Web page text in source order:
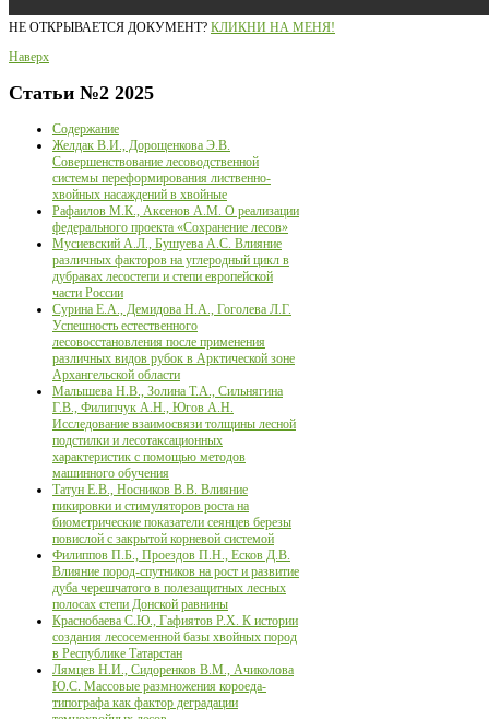
НЕ ОТКРЫВАЕТСЯ ДОКУМЕНТ? КЛИКНИ НА МЕНЯ!
Наверх
Статьи №2 2025
Содержание
Желдак В.И., Дорощенкова Э.В.
Совершенствование лесоводственной
системы переформирования лиственно-
хвойных насаждений в хвойные
Рафаилов М.К., Аксенов А.М. О реализации
федерального проекта «Сохранение лесов»
Мусиевский А.Л., Бушуева А.С. Влияние
различных факторов на углеродный цикл в
дубравах лесостепи и степи европейской
части России
Сурина Е.А., Демидова Н.А., Гоголева Л.Г.
Успешность естественного
лесовосстановления после применения
различных видов рубок в Арктической зоне
Архангельской области
Малышева Н.В., Золина Т.А., Сильнягина
Г.В., Филипчук А.Н., Югов А.Н.
Исследование взаимосвязи толщины лесной
подстилки и лесотаксационных
характеристик с помощью методов
машинного обучения
Татун Е.В., Носников В.В. Влияние
пикировки и стимуляторов роста на
биометрические показатели сеянцев березы
повислой с закрытой корневой системой
Филиппов П.Б., Проездов П.Н., Есков Д.В.
Влияние пород-спутников на рост и развитие
дуба черешчатого в полезащитных лесных
полосах степи Донской равнины
Краснобаева С.Ю., Гафиятов Р.Х. К истории
создания лесосеменной базы хвойных пород
в Республике Татарстан
Лямцев Н.И., Сидоренков В.М., Ачиколова
Ю.С. Массовые размножения короеда-
типографа как фактор деградации